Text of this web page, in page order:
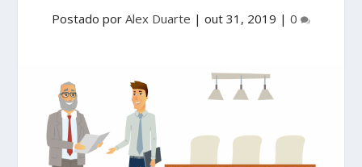
Postado por Alex Duarte | out 31, 2019 | 0